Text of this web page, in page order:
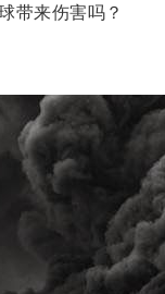
带来伤害吗？